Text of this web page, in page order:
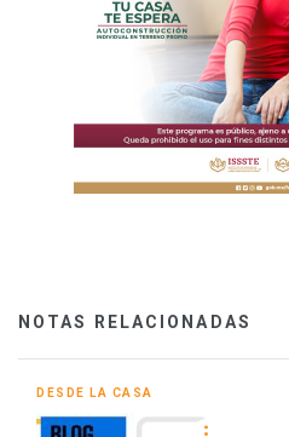
NOTAS RELACIONADAS
DESDE LA CASA